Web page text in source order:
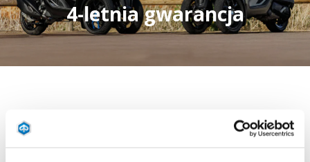
4-letnia gwarancja
4-LETNIA GWARANCJA NA GAMĘ PIAGGIO E5+